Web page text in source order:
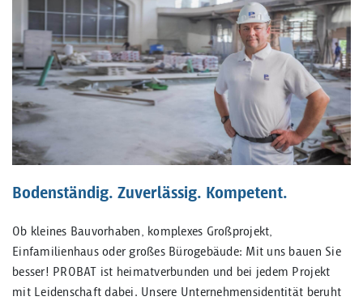
Bodenständig. Zuverlässig. Kompetent.
Ob kleines Bauvorhaben, komplexes Großprojekt,
Einfamilienhaus oder großes Bürogebäude: Mit uns bauen Sie
besser! PROBAT ist heimatverbunden und bei jedem Projekt
mit Leidenschaft dabei. Unsere Unternehmensidentität beruht